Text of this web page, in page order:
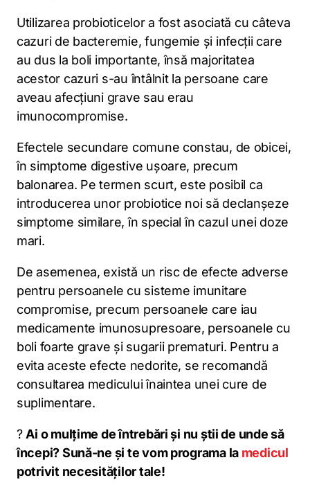
Utilizarea probioticelor a fost asociată cu câteva
cazuri de bacteremie, fungemie și infecții care
au dus la boli importante, însă majoritatea
acestor cazuri s-au întâlnit la persoane care
aveau afecțiuni grave sau erau
imunocompromise.
Efectele secundare comune constau, de obicei,
în simptome digestive ușoare, precum
balonarea. Pe termen scurt, este posibil ca
introducerea unor probiotice noi să declanșeze
simptome similare, în special în cazul unei doze
mari.
De asemenea, există un risc de efecte adverse
pentru persoanele cu sisteme imunitare
compromise, precum persoanele care iau
medicamente imunosupresoare, persoanele cu
boli foarte grave și sugarii prematuri. Pentru a
evita aceste efecte nedorite, se recomandă
consultarea medicului înaintea unei cure de
suplimentare.
?Ai o mulțime de întrebări și nu știi de unde să
începi? Sună-ne și te vom programa la medicul
potrivit necesităților tale!